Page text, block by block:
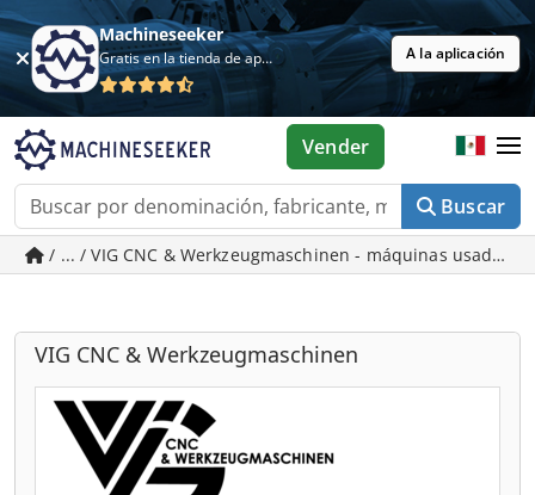
Machineseeker
Gratis en la tienda de aplicaciones A la aplicación
Buscar
Vender
/ ... / VIG CNC & Werkzeugmaschinen - máquinas usadas
VIG CNC & Werkzeugmaschinen